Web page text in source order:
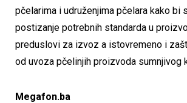
pčelarima i udruženjima pčelara kako bi
postizanje potrebnih standarda u
preduslovi za izvoz a istovremeno i
od uvoza pčelinjih proizvoda sumnjivog
Megafon.ba